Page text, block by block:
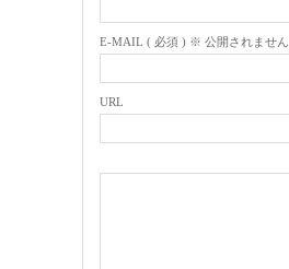
E-MAIL ( 必須 ) ※ 公開されません
URL